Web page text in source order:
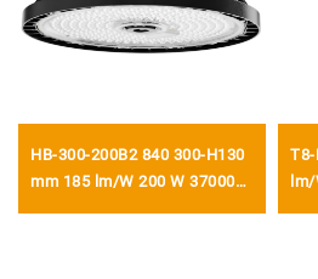
HB-300-200B2 840 300-H130
mm 185 lm/W 200 W 37000
T8-